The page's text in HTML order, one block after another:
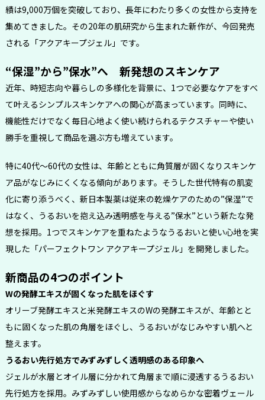
績は9,000万個を突破しており、長年にわたり多くの女性から支持を
集めてきました。その20年の肌研究から生まれた新作が、今回発売
される「アクアキープジェル」です。
“保湿”から”保水”へ 新発想のスキンケア
近年、時短志向や暮らしの多様化を背景に、1つで必要なケアをすべ
て叶えるシンプルスキンケアへの関心が高まっています。同時に、
機能性だけでなく毎日心地よく使い続けられるテクスチャーや使い
勝手を重視して商品を選ぶ方も増えています。
特に40代〜60代の女性は、年齢とともに角質層が固くなりスキンケ
ア品がなじみにくくなる傾向があります。そうした世代特有の肌変
化に寄り添うべく、新日本製薬は従来の乾燥ケアのための”保湿”で
はなく、うるおいを抱え込み透明感を与える”保水”という新たな発
想を採用。1つでスキンケアを重ねたようなうるおいと使い心地を実
現した「パーフェクトワン アクアキープジェル」を開発しました。
新商品の4つのポイント
Wの発酵エキスが固くなった肌をほぐす
オリーブ発酵エキスと米発酵エキスのWの発酵エキスが、年齢とと
もに固くなった肌の角層をほぐし、うるおいがなじみやすい肌へと
整えます。
うるおい先行処方でみずみずしく透明感のある印象へ
ジェルが水層とオイル層に分かれて角層まで順に浸透するうるおい
先行処方を採用。みずみずしい使用感からなめらかな密着ヴェール